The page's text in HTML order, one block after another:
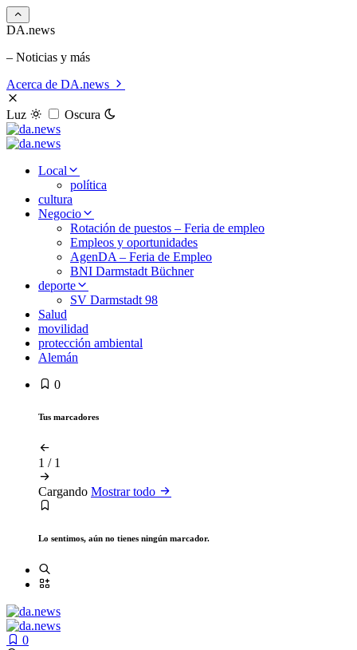
DA.news
– Noticias y más
Acerca de DA.news
Luz Oscura
Local
política
cultura
Negocio
Rotación de puestos – Feria de empleo
Empleos y oportunidades
AgenDA – Feria de Empleo
BNI Darmstadt Büchner
deporte
SV Darmstadt 98
Salud
movilidad
protección ambiental
Alemán
0
Tus marcadores
1 / 1
Cargando Mostrar todo
Lo sentimos, aún no tienes ningún marcador.
0